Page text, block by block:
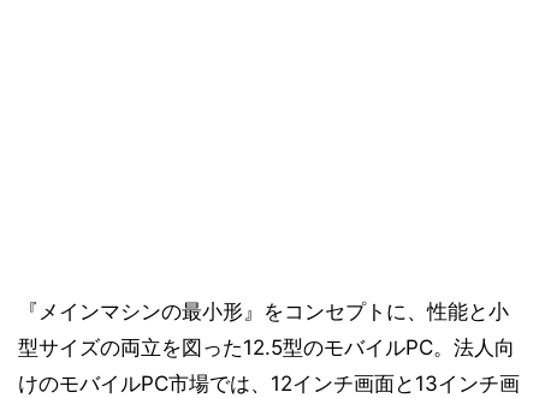
『メインマシンの最小形』をコンセプトに、性能と小
型サイズの両立を図った12.5型のモバイルPC。法人向
けのモバイルPC市場では、12インチ画面と13インチ画